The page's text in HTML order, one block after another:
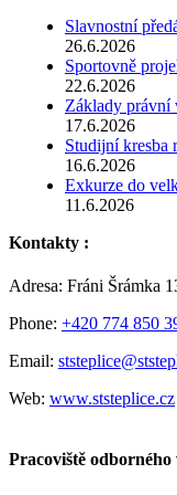
Slavnostní
26.6.2026
Sportovně
22.6.2026
Základy právní
17.6.2026
Studijní kresba
16.6.2026
Exkurze do
11.6.2026
Kontakty :
Adresa: Fráni Šrámka
Phone: +420 774 850
Email:
Web: www.ststeplice.cz
Pracoviště